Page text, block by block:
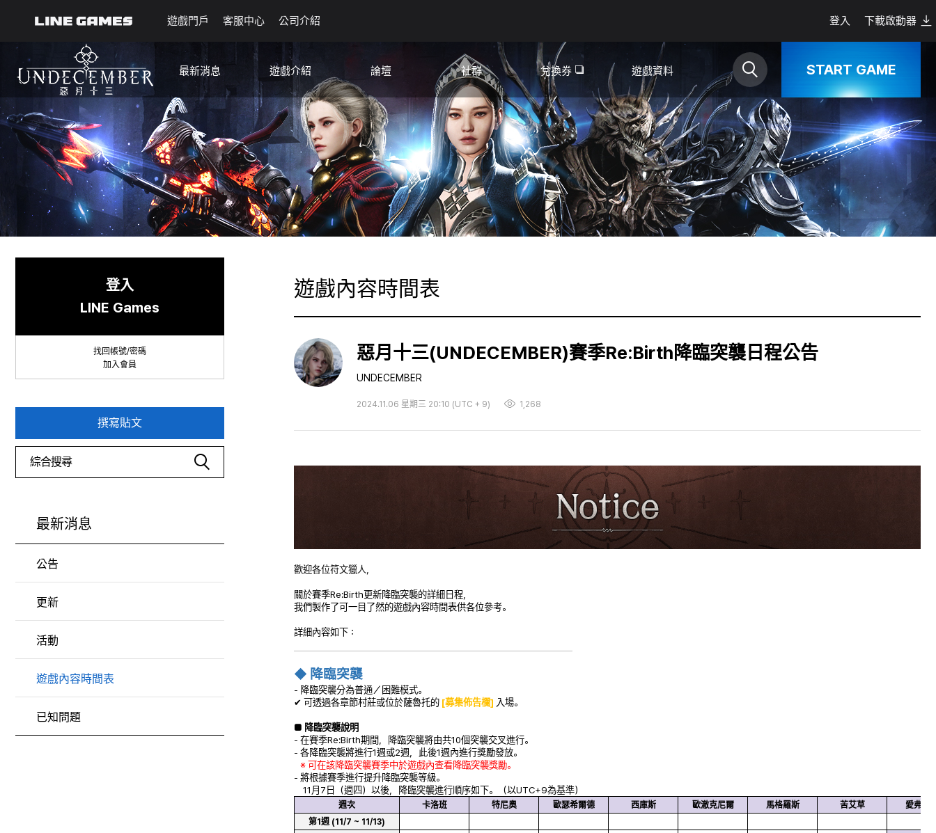
遊戲門戶 客服中心 公司介紹 登入 下載啟動器
最新消息
公告
更新
活動
遊戲內容時間表
已知問題
遊戲介紹
指南
機率資訊
媒體
賽季制變更資訊
論壇
討論區
社群
YouTube❏
Discord❏
兌換券 遊戲資料
下載
START GAME
登入
LINE Games
找回帳號/密碼
加入會員
撰寫貼文
最新消息
公告
更新
活動
遊戲內容時間表
已知問題
遊戲內容時間表
惡月十三(UNDECEMBER)賽季Re:Birth降臨突襲日程公告
UNDECEMBER
2024.11.06 星期三 20:10 (UTC + 9) 1,268
歡迎各位符文獵人，
關於賽季Re:Birth更新降臨突襲的詳細日程，
我們製作了可一目了然的遊戲內容時間表供各位參考。
詳細內容如下：
◆ 降臨突襲
- 降臨突襲分為普通／困難模式。
✔ 可透過各章節村莊或位於薩魯托的 [募集佈告欄] 入場。
■ 降臨突襲說明
- 在賽季Re:Birth期間，降臨突襲將由共10個突襲交叉進行。
- 各降臨突襲將進行1週或2週，此後1週內進行獎勵發放。
※ 可在該降臨突襲賽季中於遊戲內查看降臨突襲獎勵。
- 將根據賽季進行提升降臨突襲等級。
11月7日（週四）以後，降臨突襲進行順序如下。（以UTC+9為基準）
週次 卡洛班 特尼奧 歐瑟希爾德 西庫斯 歐澈克尼爾 馬格羅斯 苦艾草
愛弗蒙
第1週 (11/7 ~ 11/13)